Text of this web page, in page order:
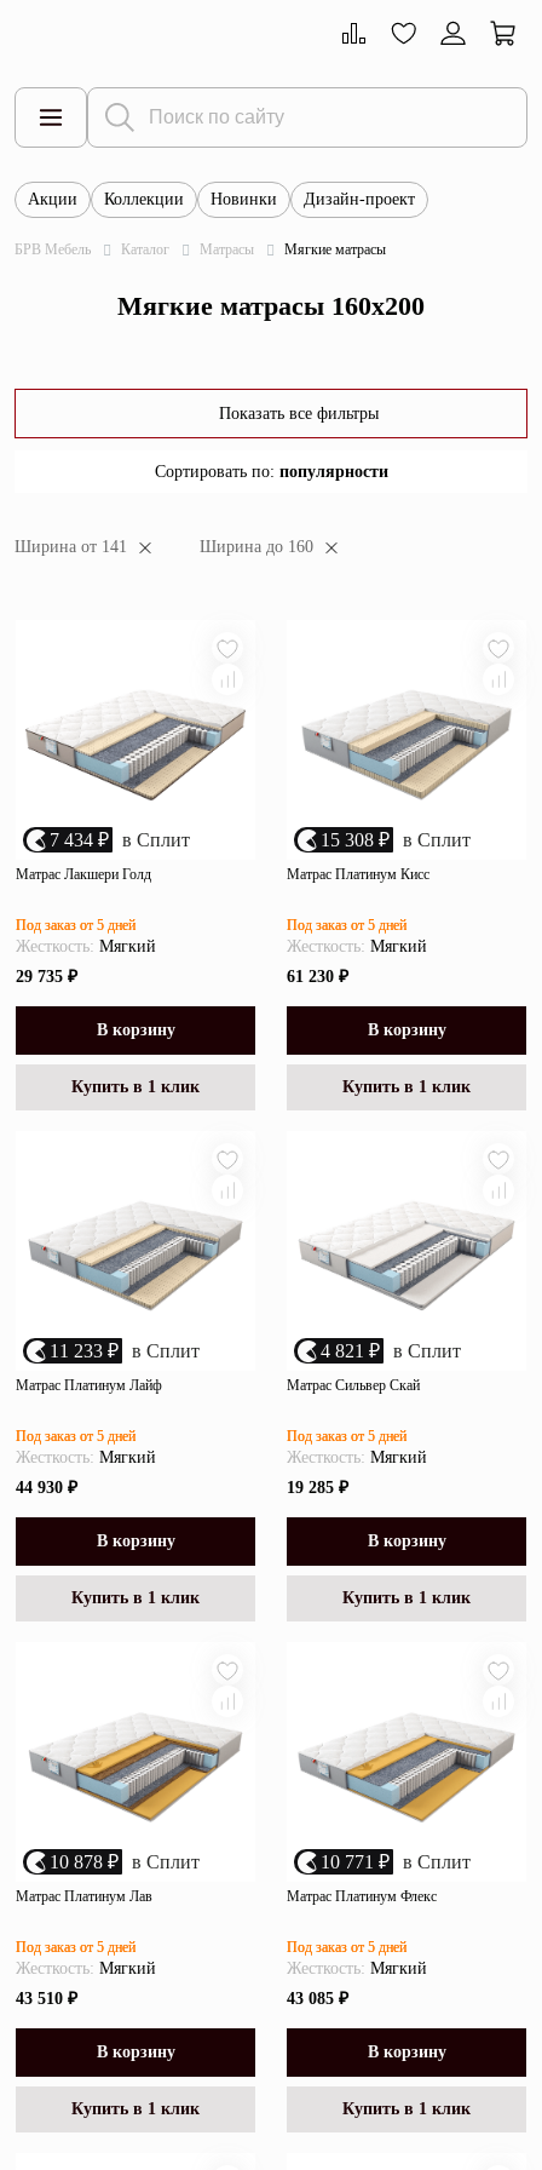
Все товары
Тумбы
Шкафы
Прихожие
Освещение
Декор
Наши салоны
Покупателям
Дизайнерам и архитекторам
Обратный звонок
Акции Коллекции Новинки Дизайн-проект
БРВ Мебель Каталог Матрасы Мягкие матрасы
Мягкие матрасы 160x200
Показать все фильтры
Сортировать по: популярности
Ширина от 141 Ширина до 160
7 434 ₽ в Сплит
Матрас Лакшери Голд
29 735 ₽
Под заказ от 5 дней
Жесткость: Мягкий
В корзину
Купить в 1 клик
15 308 ₽ в Сплит
Матрас Платинум Кисс
61 230 ₽
Под заказ от 5 дней
Жесткость: Мягкий
В корзину
Купить в 1 клик
11 233 ₽ в Сплит
Матрас Платинум Лайф
44 930 ₽
Под заказ от 5 дней
Жесткость: Мягкий
В корзину
Купить в 1 клик
4 821 ₽ в Сплит
Матрас Сильвер Скай
19 285 ₽
Под заказ от 5 дней
Жесткость: Мягкий
В корзину
Купить в 1 клик
10 878 ₽ в Сплит
Матрас Платинум Лав
43 510 ₽
Под заказ от 5 дней
Жесткость: Мягкий
В корзину
Купить в 1 клик
10 771 ₽ в Сплит
Матрас Платинум Флекс
43 085 ₽
Под заказ от 5 дней
Жесткость: Мягкий
В корзину
Купить в 1 клик